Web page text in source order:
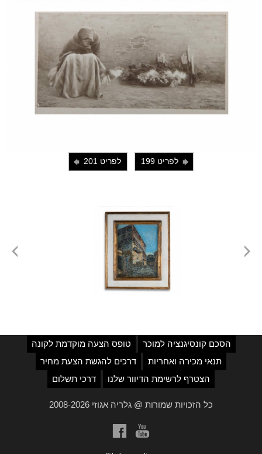
j לפריט 199 i לפריט 201
הסכם קונסיגנציה למוכר
טופס הצעה מוקדמת לקונה
תנאי מכירה ואחריות
דרכים להגשת הצעת מחיר
הצטרף לרשימת הדיוור שלנו
דרכי תשלום
כל הזכויות שמורות @ גלריה אגוזי 2008-2026
a b